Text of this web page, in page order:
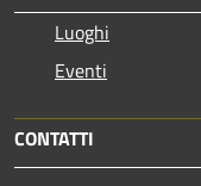
Luoghi
Eventi
CONTATTI